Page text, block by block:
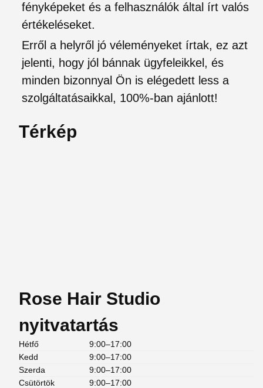
fényképeket és a felhasználók által írt valós
értékeléseket.
Erről a helyről jó véleményeket írtak, ez azt
jelenti, hogy jól bánnak ügyfeleikkel, és
minden bizonnyal Ön is elégedett less a
szolgáltatásaikkal, 100%-ban ajánlott!
Térkép
Rose Hair Studio
nyitvatartás
Hétfő
9:00–17:00
Kedd
9:00–17:00
Szerda
9:00–17:00
Csütörtök
9:00–17:00